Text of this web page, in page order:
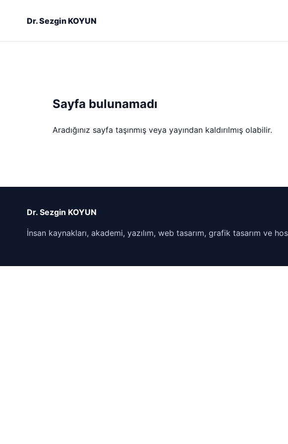
Dr. Sezgin KOYUN
Sayfa bulunamadı
Aradığınız sayfa taşınmış veya yayından kaldırılmış olabilir.
Dr. Sezgin KOYUN
İnsan kaynakları, akademi, yazılım, web tasarım, grafik tasarım ve